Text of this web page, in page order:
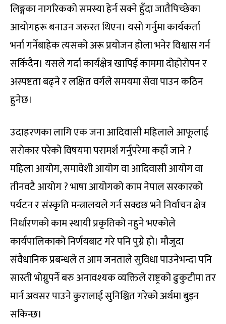
लिङ्गका नागरिकको समस्या हेर्न सक्ने हुँदा जातैपिच्छेका
आयोगहरू बनाउन जरुरत थिएन। यसो गर्नुमा कार्यकर्ता
भर्ना गर्नेबाहेक त्यसको अरू प्रयोजन होला भनेर विश्वास गर्न
सकिँदैन। यसले गर्दा कार्यक्षेत्र खापिई काममा दोहोरोपन र
अस्पष्टता बढ्ने र लक्षित वर्गले समयमा सेवा पाउन कठिन
हुनेछ।
उदाहरणका लागि एक जना आदिवासी महिलाले आफूलाई
सरोकार परेको विषयमा परामर्श गर्नुपरेमा कहाँ जाने ?
महिला आयोग, समावेशी आयोग वा आदिवासी आयोग वा
तीनवटै आयोग ? भाषा आयोगको काम नेपाल सरकारको
पर्यटन र संस्कृति मन्त्रालयले गर्न सक्दछ भने निर्वाचन क्षेत्र
निर्धारणको काम स्थायी प्रकृतिको नहुने भएकोले
कार्यपालिकाको निर्णयबाट गरे पनि पुग्ने हो। मौजुदा
संवैधानिक प्रबन्धले त आम जनताले सुविधा पाउनेभन्दा पनि
सास्ती भोग्नुपर्ने बरु अनावश्यक व्यक्तिले राष्ट्रको ढुकुटीमा तर
मार्न अवसर पाउने कुरालाई सुनिश्चित गरेको अर्थमा बुझ्न
सकिन्छ।